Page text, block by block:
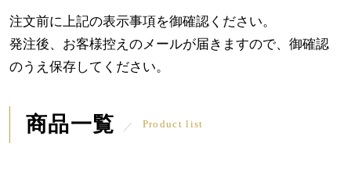
注文前に上記の表示事項を御確認ください。
発注後、お客様控えのメールが届きますので、御確認
のうえ保存してください。
商品一覧 Product list